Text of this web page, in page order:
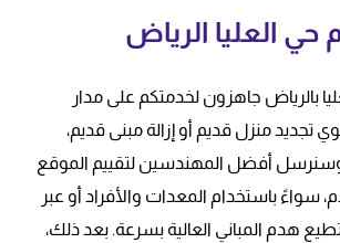
العليا الرياض
بالرياض جاهزون لخدمتكم على مدار
تجديد منزل قديم أو إزالة مبنى قديم،
وسنرسل أفضل المهندسين لتقييم الموقع
سواءً باستخدام المعدات والأفراد أو عبر
هدم المباني العالية بسرعة. بعد ذلك،